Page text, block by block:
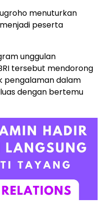
menuturkan
peserta
unggulan
tersebut mendorong
pengalaman dalam
dengan bertemu